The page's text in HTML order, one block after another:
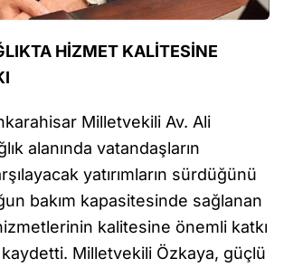
HİZMET KALİTESİNE
Milletvekili Av. Ali
alanında vatandaşların
yatırımların sürdüğünü
bakım kapasitesinde sağlanan
kalitesine önemli katkı
kaydetti. Milletvekili Özkaya, güçlü